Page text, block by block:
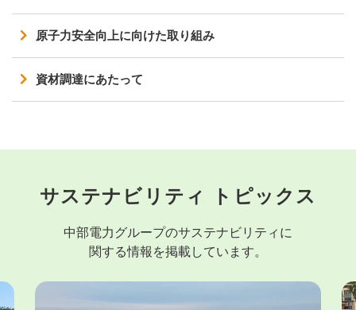
原子力安全向上に向けた取り組み
資材調達にあたって
サステナビリティ トピックス
中部電力グループのサステナビリティに
関する情報を掲載しています。